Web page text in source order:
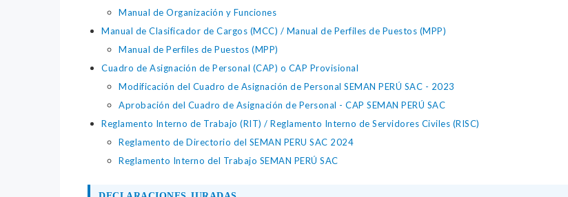
Manual de Organización y Funciones
Manual de Clasificador de Cargos (MCC) / Manual de Perfiles de Puestos (MPP)
Manual de Perfiles de Puestos (MPP)
Cuadro de Asignación de Personal (CAP) o CAP Provisional
Modificación del Cuadro de Asignación de Personal SEMAN PERÚ SAC - 2023
Aprobación del Cuadro de Asignación de Personal - CAP SEMAN PERÚ SAC
Reglamento Interno de Trabajo (RIT) / Reglamento Interno de Servidores Civiles (RISC)
Reglamento de Directorio del SEMAN PERU SAC 2024
Reglamento Interno del Trabajo SEMAN PERÚ SAC